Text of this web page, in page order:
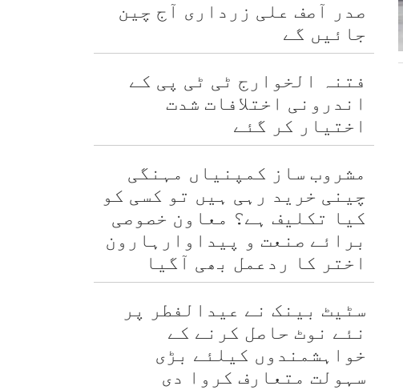
صدر آصف علی زرداری آج چین
جائیں گے
فتنہ الخوارج ٹی ٹی پی کے
اندرونی اختلافات شدت
اختیار کر گئے
مشروب ساز کمپنیاں مہنگی
چینی خرید رہی ہیں تو کسی کو
کیا تکلیف ہے؟ معاون خصوصی
برائے صنعت و پیداوارہارون
اختر کا ردعمل بھی آگیا
سٹیٹ بینک نے عیدالفطر پر
نئے نوٹ حاصل کرنے کے
خواہشمندوں کیلئے بڑی
سہولت متعارف کروا دی